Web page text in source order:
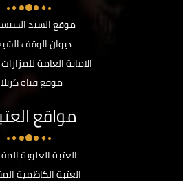
موقع السيد
ديوان الوقف
الامانة العامة
موقع قناة
مواقع
العتبة العلوية
العتبة الكاظمية